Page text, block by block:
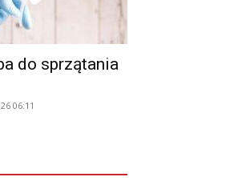
do sprzątania
06:11